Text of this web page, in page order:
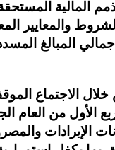
والمعايير
الاجتماع
الأول من العام
الإيرادات